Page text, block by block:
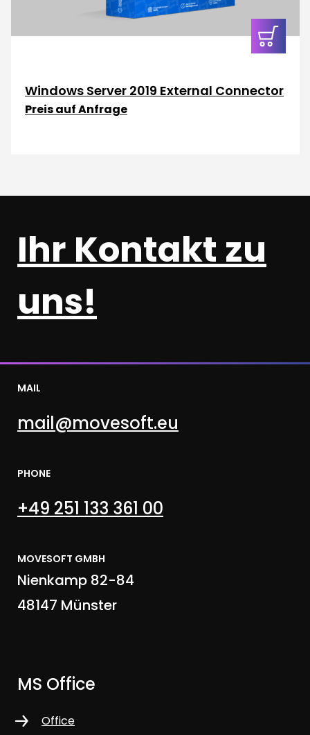
Windows Server 2019 External Connector
Preis auf Anfrage
In den
Ihr Kontakt zu
uns!
MAIL
mail@movesoft.eu
PHONE
+49 251 133 361 00
MOVESOFT GMBH
Nienkamp 82-84
48147 Münster
MS Office
Office